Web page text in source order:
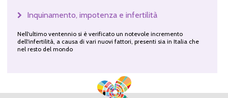
Inquinamento, impotenza e infertilità
Nell'ultimo ventennio si è verificato un notevole incremento
dell'infertilità, a causa di vari nuovi fattori, presenti sia in Italia che
nel resto del mondo